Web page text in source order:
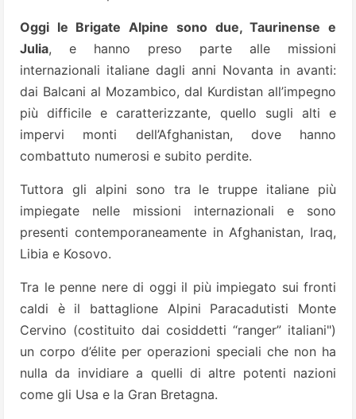
Oggi le Brigate Alpine sono due, Taurinense e
Julia, e hanno preso parte alle missioni
internazionali italiane dagli anni Novanta in avanti:
dai Balcani al Mozambico, dal Kurdistan all’impegno
più difficile e caratterizzante, quello sugli alti e
impervi monti dell’Afghanistan, dove hanno
combattuto numerosi e subito perdite.
Tuttora gli alpini sono tra le truppe italiane più
impiegate nelle missioni internazionali e sono
presenti contemporaneamente in Afghanistan, Iraq,
Libia e Kosovo.
Tra le penne nere di oggi il più impiegato sui fronti
caldi è il battaglione Alpini Paracadutisti Monte
Cervino (costituito dai cosiddetti “ranger” italiani")
un corpo d’élite per operazioni speciali che non ha
nulla da invidiare a quelli di altre potenti nazioni
come gli Usa e la Gran Bretagna.